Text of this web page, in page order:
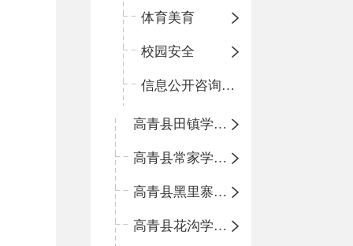
体育美育
校园安全
信息公开咨询指南
高青县田镇学区中心小学
高青县常家学区中心小学
高青县黑里寨学区中心小学
高青县花沟学区中心小学